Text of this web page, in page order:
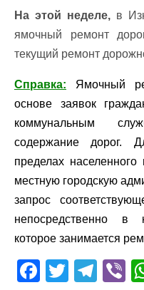
На этой неделе, в
ямочный ремонт
текущий ремонт
Справка: Ямочный
основе заявок
коммунальным
содержание дорог.
пределах населенного
местную городскую
запрос
непосредственно в
которое занимается
F T T Vi